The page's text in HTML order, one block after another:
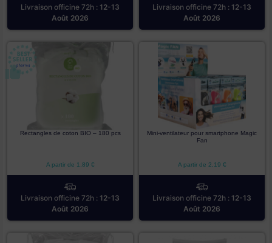
Livraison officine 72h : 12-13
Août 2026
Livraison officine 72h : 12-13
Août 2026
Rectangles de coton BIO – 180 pcs
A partir de 1,89 €
Livraison officine 72h : 12-13
Août 2026
Mini-ventilateur pour smartphone Magic
Fan
A partir de 2,19 €
Livraison officine 72h : 12-13
Août 2026